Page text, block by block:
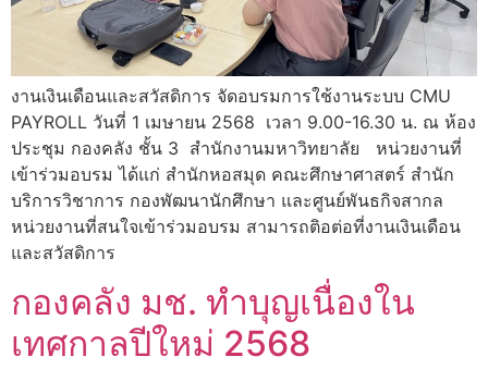
งานเงินเดือนและสวัสดิการ จัดอบรมการใช้งานระบบ CMU
PAYROLL วันที่ 1 เมษายน 2568 เวลา 9.00-16.30 น. ณ ห้อง
ประชุม กองคลัง ชั้น 3 สำนักงานมหาวิทยาลัย หน่วยงานที่
เข้าร่วมอบรม ได้แก่ สำนักหอสมุด คณะศึกษาศาสตร์ สำนัก
บริการวิชาการ กองพัฒนานักศึกษา และศูนย์พันธกิจสากล
หน่วยงานที่สนใจเข้าร่วมอบรม สามารถติอต่อที่งานเงินเดือน
และสวัสดิการ
กองคลัง มช. ทำบุญเนื่องใน
เทศกาลปีใหม่ 2568